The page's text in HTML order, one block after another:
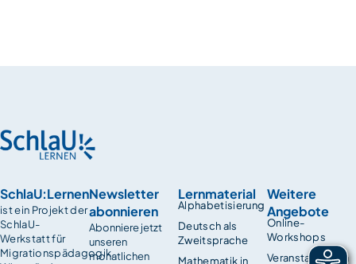
SchlaU:Lernen
ist ein Projekt der
SchlaU-
Werkstatt für
Migrationspädagogik.
Lernmaterial
Alphabetisierung
Deutsch als
Zweitsprache
Mathematik in
Weitere
Angebote
Online-
Workshops
Veranstaltungen
Newsletter
abonnieren
Abonniere jetzt
unseren
monatlichen